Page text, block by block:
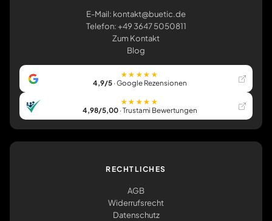
E-Mail: kontakt@buetic.de
Telefon: +49 3647 5050811
Zum Kontakt
Blog
★★★★★
4,9/5· Google Rezensionen
★★★★★
4,98/5,00· Trustami Bewertungen
RECHTLICHES
AGB
Widerrufsrecht
Datenschutz